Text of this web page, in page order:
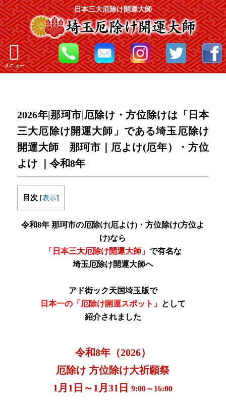
日本三大厄除け開運大師
メニュー
2026年|那珂市|厄除け・方位除けは「日本
三大厄除け開運大師」である埼玉厄除け
開運大師 那珂市｜厄よけ(厄年）・方位
よけ ｜令和8年
目次 [表示]
令和8年 那珂市の厄除け(厄よけ)・方位除け(方位よ
け)なら
「日本三大厄除け開運大師」 で有名な
埼玉厄除け開運大師へ
アド街ック天国埼玉版で
日本一の「厄除け開運スポット」 として
紹介されました
令和8年（2026）
厄除け 方位除け大祈願祭
1月1日～1月31日9:00～16:00